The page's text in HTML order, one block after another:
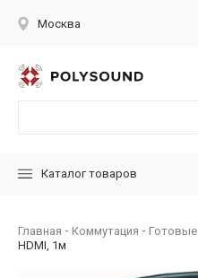
Москва
Каталог товаров
Главная Коммутация Готовые
HDMI, 1м